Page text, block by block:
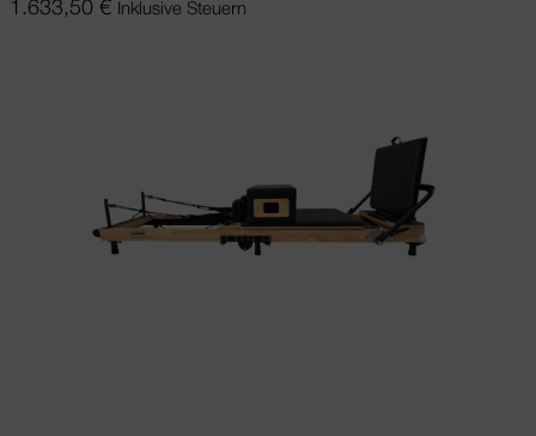
1.633,50 € Inklusive Steuern